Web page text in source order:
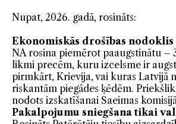
Nupat, 2026. gadā, rosināts:
Ekonomiskās drošības nodoklis
NA rosina piemērot paaugstinātu –
likmi precēm, kuru izcelsme ir
pirmkārt, Krievija, vai kuras Latvijā
riskantām piegādes ķēdēm.
nodots izskatīšanai Saeimas
Pakalpojumu sniegšana tikai